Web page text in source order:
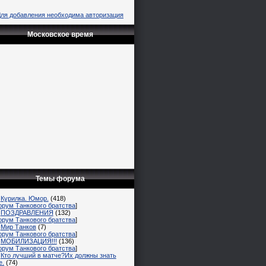
добавления необходима авторизация
Московское время
Темы форума
Курилка. Юмор. (418)
Танкового братства]
ПОЗДРАВЛЕНИЯ (132)
Танкового братства]
Мир Танков (7)
Танкового братства]
МОБИЛИЗАЦИЯ!!! (136)
Танкового братства]
Кто лучший в матче?Их должны знать
(74)